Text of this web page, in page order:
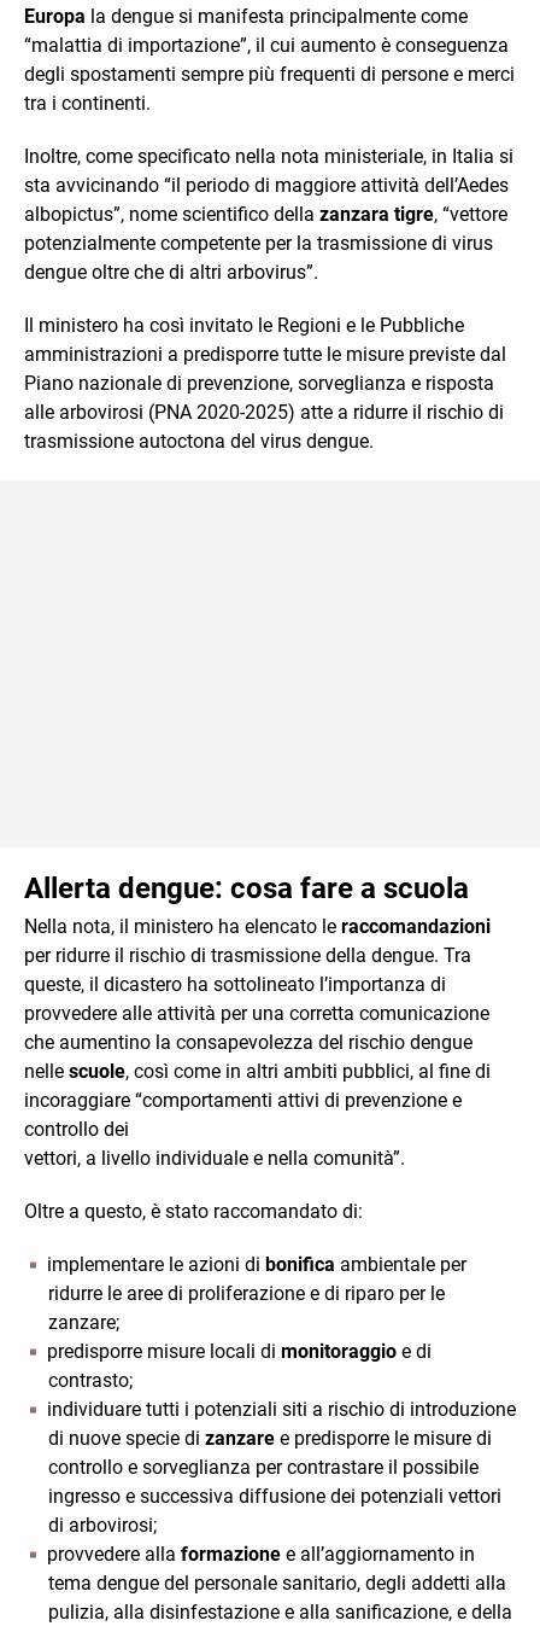
Europa la dengue si manifesta principalmente come
“malattia di importazione”, il cui aumento è conseguenza
degli spostamenti sempre più frequenti di persone e merci
tra i continenti.
Inoltre, come specificato nella nota ministeriale, in Italia si
sta avvicinando “il periodo di maggiore attività dell’Aedes
albopictus”, nome scientifico della zanzara tigre, “vettore
potenzialmente competente per la trasmissione di virus
dengue oltre che di altri arbovirus”.
Il ministero ha così invitato le Regioni e le Pubbliche
amministrazioni a predisporre tutte le misure previste dal
Piano nazionale di prevenzione, sorveglianza e risposta
alle arbovirosi (PNA 2020-2025) atte a ridurre il rischio di
trasmissione autoctona del virus dengue.
Allerta dengue: cosa fare a scuola
Nella nota, il ministero ha elencato le raccomandazioni
per ridurre il rischio di trasmissione della dengue. Tra
queste, il dicastero ha sottolineato l’importanza di
provvedere alle attività per una corretta comunicazione
che aumentino la consapevolezza del rischio dengue
nelle scuole, così come in altri ambiti pubblici, al fine di
incoraggiare “comportamenti attivi di prevenzione e
controllo dei
vettori, a livello individuale e nella comunità”.
Oltre a questo, è stato raccomandato di:
implementare le azioni di bonifica ambientale per
ridurre le aree di proliferazione e di riparo per le
zanzare;
predisporre misure locali di monitoraggio e di
contrasto;
individuare tutti i potenziali siti a rischio di introduzione
di nuove specie di zanzare e predisporre le misure di
controllo e sorveglianza per contrastare il possibile
ingresso e successiva diffusione dei potenziali vettori
di arbovirosi;
provvedere alla formazione e all’aggiornamento in
tema dengue del personale sanitario, degli addetti alla
pulizia, alla disinfestazione e alla sanificazione, e della